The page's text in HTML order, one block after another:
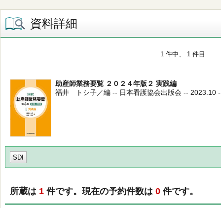
資料詳細
1 件中、 1 件目
助産師業務要覧 ２０２４年版２ 実践編
福井 トシ子／編 -- 日本看護協会出版会 -- 2023.10
SDI
所蔵は 1 件です。現在の予約件数は 0 件です。